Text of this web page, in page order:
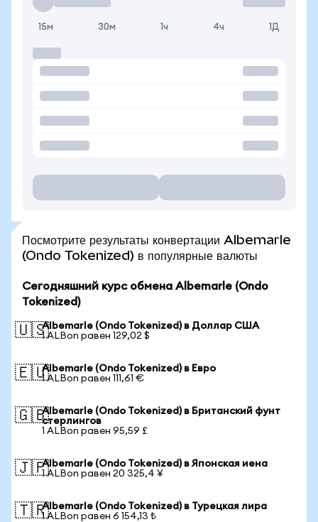
15м 30м 1ч 4ч 1Д
Посмотрите результаты конвертации Albemarle
(Ondo Tokenized) в популярные валюты
Сегодняшний курс обмена Albemarle (Ondo
Tokenized)
🇺🇸Albemarle (Ondo Tokenized) в Доллар США
1 ALBon равен 129,02 $
🇪🇺Albemarle (Ondo Tokenized) в Евро
1 ALBon равен 111,61 €
🇬🇧Albemarle (Ondo Tokenized) в Британский фунт
стерлингов
1 ALBon равен 95,59 £
🇯🇵Albemarle (Ondo Tokenized) в Японская иена
1 ALBon равен 20 325,4 ¥
🇹🇷Albemarle (Ondo Tokenized) в Турецкая лира
1 ALBon равен 6 154,13 ₺